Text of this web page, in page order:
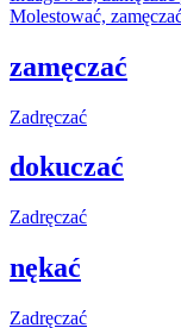
Molestować, zamęcza
zamęczać
Zadręczać
dokuczać
Zadręczać
nękać
Zadręczać